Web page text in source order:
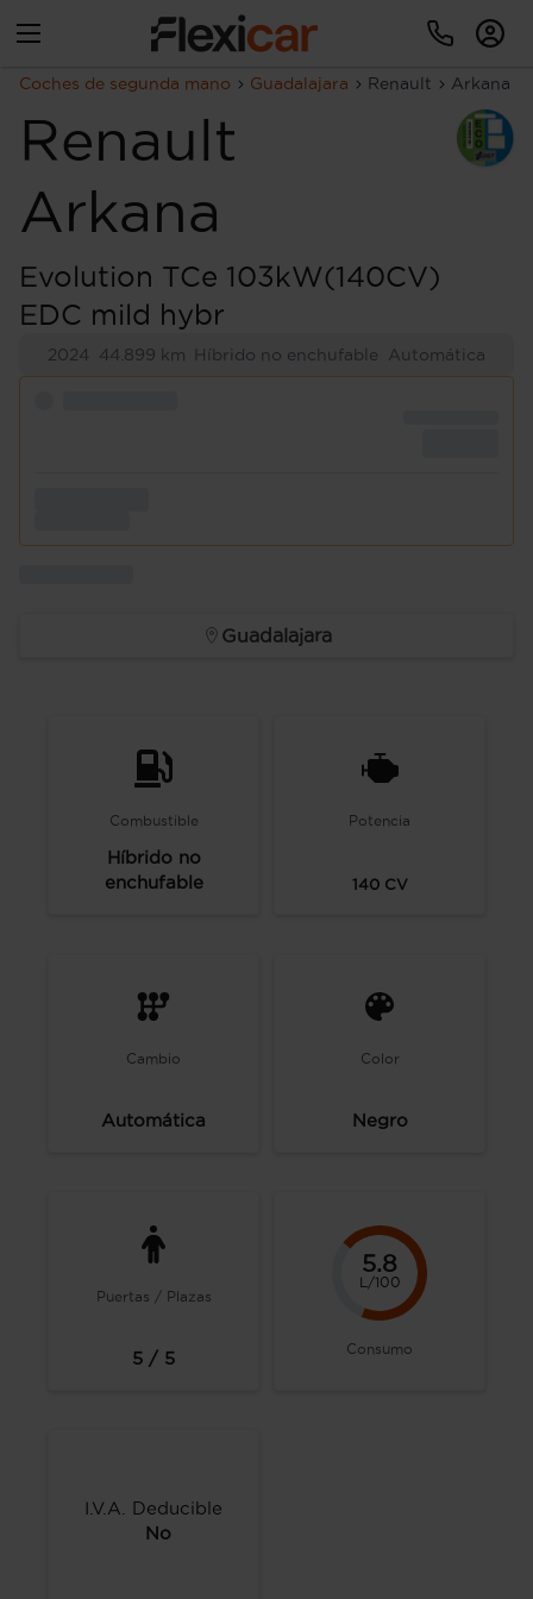
Coches de segunda mano Guadalajara Renault Arkana
Renault
Arkana
Evolution TCe 103kW(140CV)
EDC mild hybr
2024 44.899 km Híbrido no enchufable Automática
Guadalajara
Combustible
Híbrido no
enchufable
Potencia
140CV
Cambio
Automática
Color
Negro
Puertas / Plazas
5 / 5
5.8
L/100
Consumo
I.V.A. Deducible
No